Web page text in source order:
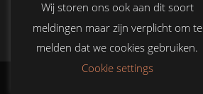
Wij storen ons ook aan dit soort
meldingen maar zijn verplicht om te
melden dat we cookies gebruiken.
Cookie settings